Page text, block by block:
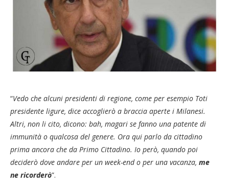
“Vedo che alcuni presidenti di regione, come per esempio Toti
presidente ligure, dice accoglierò a braccia aperte i Milanesi.
Altri, non li cito, dicono: bah, magari se fanno una patente di
immunità o qualcosa del genere. Ora qui parlo da cittadino
prima ancora che da Primo Cittadino. Io però, quando poi
deciderò dove andare per un week-end o per una vacanza, me
ne ricorderò”.